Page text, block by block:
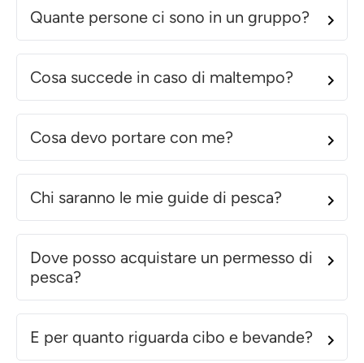
Quante persone ci sono in un gruppo?
Cosa succede in caso di maltempo?
Cosa devo portare con me?
Chi saranno le mie guide di pesca?
Dove posso acquistare un permesso di
pesca?
E per quanto riguarda cibo e bevande?